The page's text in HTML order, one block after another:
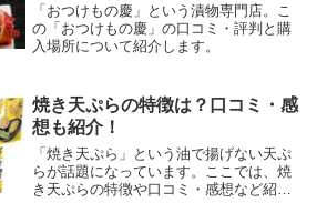
「おつけもの慶」という漬物専門店。こ
の「おつけもの慶」の口コミ・評判と購
入場所について紹介します。
焼き天ぷらの特徴は？口コミ・感
想も紹介！
「焼き天ぷら」という油で揚げない天ぷ
らが話題になっています。ここでは、焼
き天ぷらの特徴や口コミ・感想など紹介